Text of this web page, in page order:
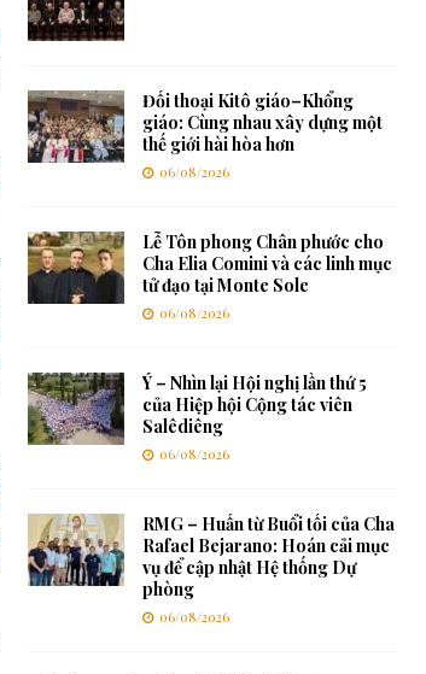
Đối thoại Kitô giáo–Khổng
giáo: Cùng nhau xây dựng một
thế giới hài hòa hơn
06/08/2026
Lễ Tôn phong Chân phước cho
Cha Elia Comini và các linh mục
tử đạo tại Monte Sole
06/08/2026
Ý – Nhìn lại Hội nghị lần thứ 5
của Hiệp hội Cộng tác viên
Salêdiêng
06/08/2026
RMG – Huấn từ Buổi tối của Cha
Rafael Bejarano: Hoán cải mục
vụ để cập nhật Hệ thống Dự
phòng
06/08/2026